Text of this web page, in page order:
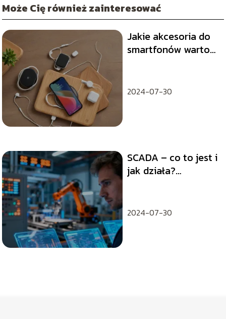
Może Cię również zainteresować
Jakie akcesoria do
smartfonów warto
2024-07-30
SCADA – co to jest i
jak działa?
2024-07-30